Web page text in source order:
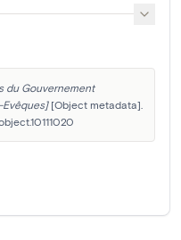
du Gouvernement
[Object metadata].